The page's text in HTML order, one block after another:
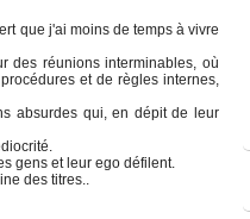
que j'ai moins de temps à vivre
des réunions interminables, où
et de règles internes,
absurdes qui, en dépit de leur
gens et leur ego défilent.
des titres..